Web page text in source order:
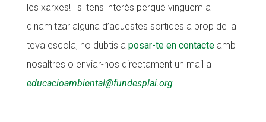
les xarxes! i si tens interès perquè vinguem a
dinamitzar alguna d’aquestes sortides a prop de la
teva escola, no dubtis a posar-te en contacteamb
nosaltres o enviar-nos directament un mail a
educacioambiental@fundesplai.org.